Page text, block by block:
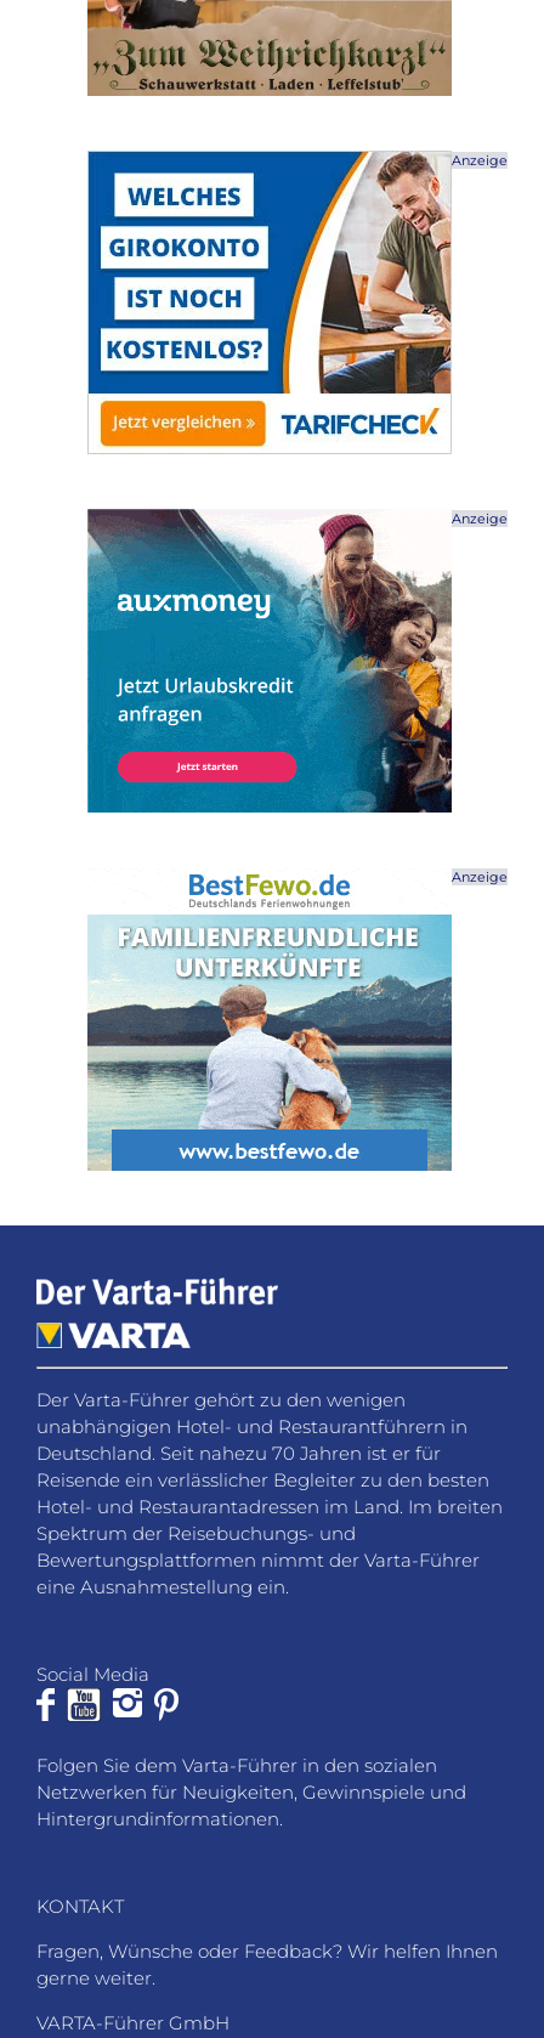
Anzeige
Anzeige
Anzeige
Der Varta-Führer gehört zu den wenigen
unabhängigen Hotel- und Restaurantführern in
Deutschland. Seit nahezu 70 Jahren ist er für
Reisende ein verlässlicher Begleiter zu den besten
Hotel- und Restaurantadressen im Land. Im breiten
Spektrum der Reisebuchungs- und
Bewertungsplattformen nimmt der Varta-Führer
eine Ausnahmestellung ein.
Social Media
Folgen Sie dem Varta-Führer in den sozialen
Netzwerken für Neuigkeiten, Gewinnspiele und
Hintergrundinformationen.
KONTAKT
Fragen, Wünsche oder Feedback? Wir helfen Ihnen
gerne weiter.
VARTA-Führer GmbH